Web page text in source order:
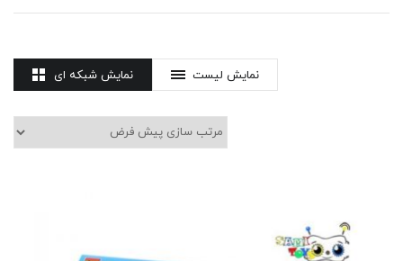
نمایش شبکه ای نمایش لیست